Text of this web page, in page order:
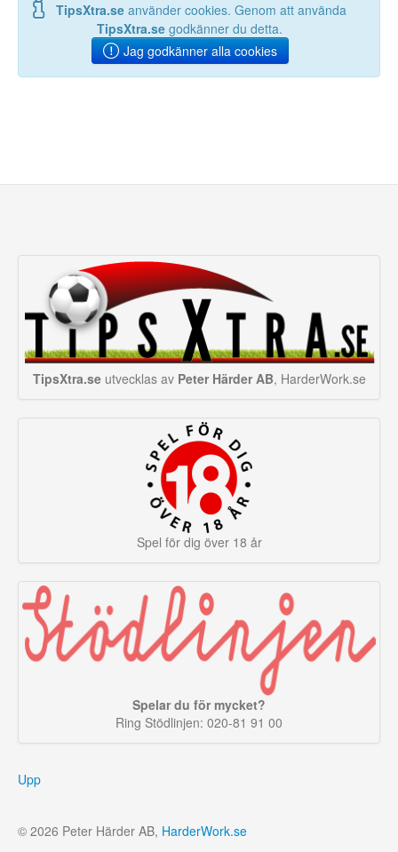
TipsXtra.se använder cookies. Genom att använda
TipsXtra.se godkänner du detta.
Jag godkänner alla cookies
TipsXtra.seutvecklas av Peter Härder AB, HarderWork.se
Spel för dig över 18 år
Spelar du för mycket?
Ring Stödlinjen: 020-81 91 00
Upp
© 2026 Peter Härder AB, HarderWork.se